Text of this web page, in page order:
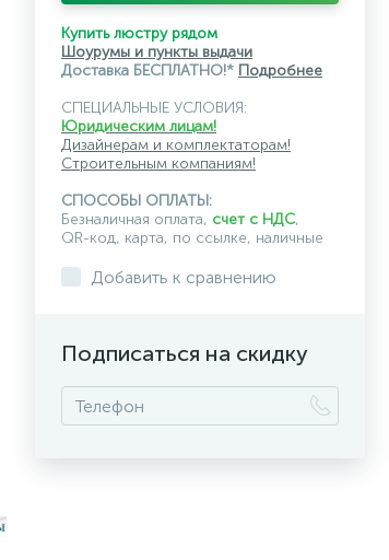
Купить люстру рядом
Шоурумы и пункты выдачи
Доставка БЕСПЛАТНО!* Подробнее
СПЕЦИАЛЬНЫЕ УСЛОВИЯ:
Юридическим лицам!
Дизайнерам и комплектаторам!
Строительным компаниям!
СПОСОБЫ ОПЛАТЫ:
Безналичная оплата, счет с НДС,
QR-код, карта, по ссылке, наличные
Добавить к сравнению
Подписаться на скидку